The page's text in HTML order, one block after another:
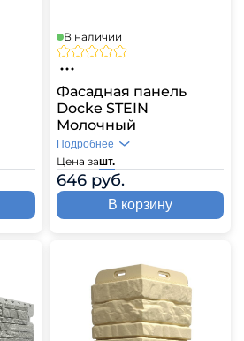
В наличии
Фасадная панель
Docke STEIN
Молочный
Цена зашт.
646 руб.
Подробнее
В корзину